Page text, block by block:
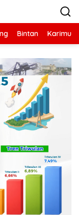
Bintan Karimun